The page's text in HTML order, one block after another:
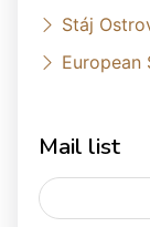
Stáj
European
Mail list